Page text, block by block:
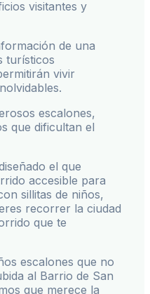
visitantes y
de una
turísticos
vivir
escalones,
que dificultan el
el que
accesible para
sillitas de niños,
recorrer la ciudad
que te
escalones que no
al Barrio de San
que merece la